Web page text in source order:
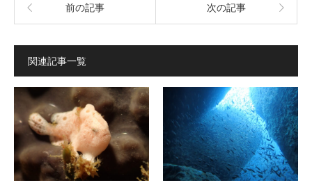
前の記事 次の記事
関連記事一覧